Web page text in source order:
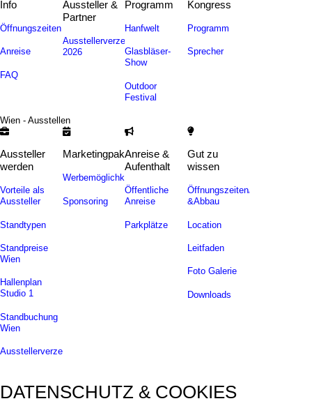
Info
Öffnungszeiten
Anreise
FAQ
Aussteller &
Partner
Ausstellerverzeichnis
2026
Programm
Hanfwelt
Glasbläser-
Show
Outdoor
Festival
Kongress
Programm
Sprecher
Wien - Ausstellen
Aussteller
werden
Vorteile als
Aussteller
Standtypen
Standpreise
Wien
Hallenplan
Studio 1
Standbuchung
Wien
Ausstellerverzeichnis
Marketingpakete
Werbemöglichkeiten
Sponsoring
Anreise &
Aufenthalt
Öffentliche
Anreise
Parkplätze
Gut zu
wissen
Öffnungszeiten/Auf-
&Abbau
Location
Leitfaden
Foto Galerie
Downloads
DATENSCHUTZ & COOKIES